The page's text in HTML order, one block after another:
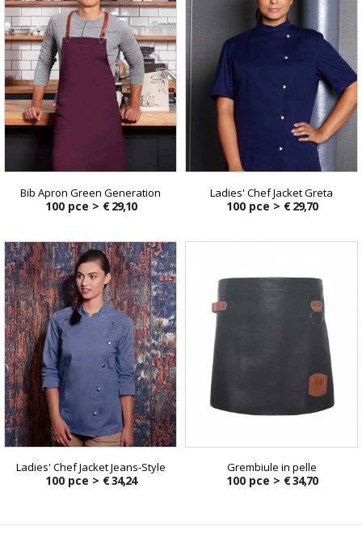
Bib Apron Green Generation
100 pce > € 29,10
Ladies' Chef Jacket Greta
100 pce > € 29,70
Ladies' Chef Jacket Jeans-Style
100 pce > € 34,24
Grembiule in pelle
100 pce > € 34,70